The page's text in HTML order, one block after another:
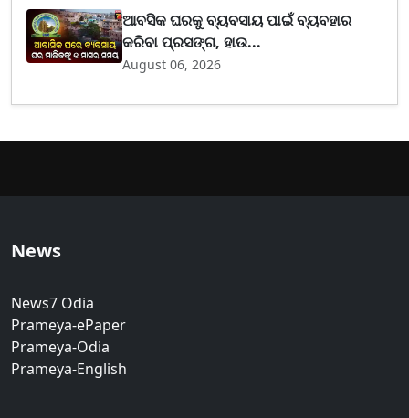
ଆବସିକ ଘରକୁ ବ୍ୟବସାୟ ପାଇଁ ବ୍ୟବହାର
କରିବା ପ୍ରସଙ୍ଗ, ହାଉ...
August 06, 2026
News
News7 Odia
Prameya-ePaper
Prameya-Odia
Prameya-English